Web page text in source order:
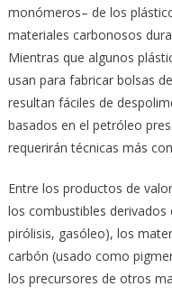
monómeros– de los
materiales carbonosos
Mientras que algunos
usan para fabricar bolsas
resultan fáciles de
basados en el petróleo
requerirán técnicas más
Entre los productos de
los combustibles derivados
pirólisis, gasóleo), los
carbón (usado como
los precursores de otros